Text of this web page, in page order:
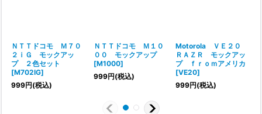
ＮＴＴドコモ Ｍ７０
２ｉＧ モックアッ
プ ２色セット
[M702IG]
999円(税込)
ＮＴＴドコモ Ｍ１０
００ モックアップ
[M1000]
999円(税込)
Motorola ＶＥ２０
ＲＡＺＲ モックアッ
プ ｆｒｏｍアメリカ
[VE20]
999円(税込)